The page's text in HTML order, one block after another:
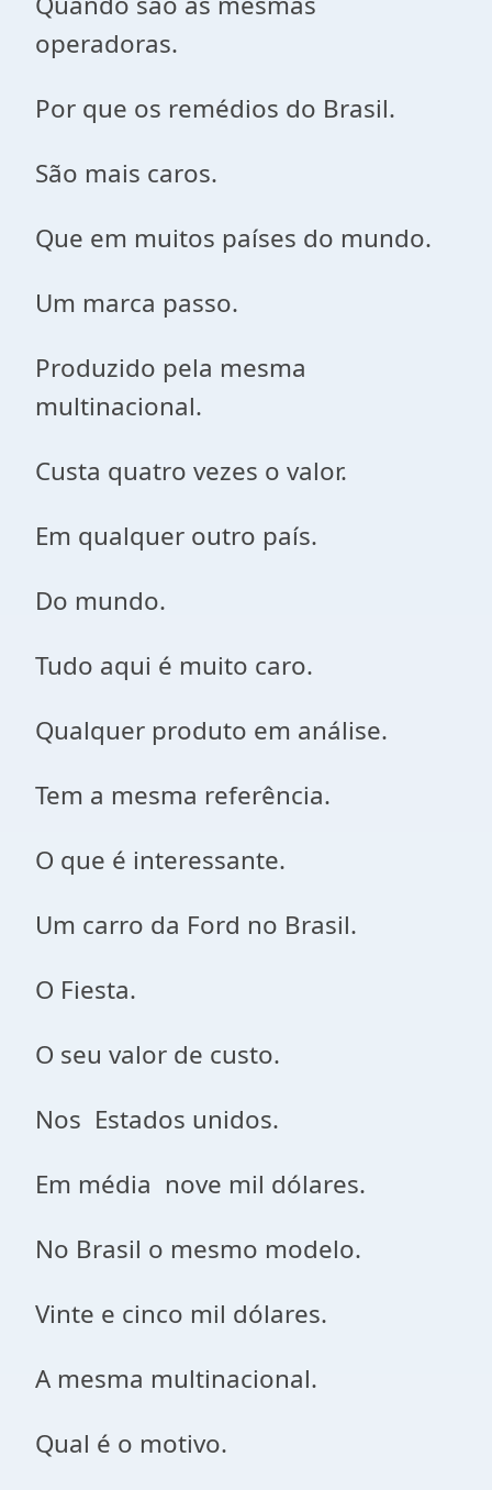
operadoras.
Por que os remédios do Brasil.
São mais caros.
Que em muitos países do mundo.
Um marca passo.
Produzido pela mesma
multinacional.
Custa quatro vezes o valor.
Em qualquer outro país.
Do mundo.
Tudo aqui é muito caro.
Qualquer produto em análise.
Tem a mesma referência.
O que é interessante.
Um carro da Ford no Brasil.
O Fiesta.
O seu valor de custo.
Nos Estados unidos.
Em média nove mil dólares.
No Brasil o mesmo modelo.
Vinte e cinco mil dólares.
A mesma multinacional.
Qual é o motivo.